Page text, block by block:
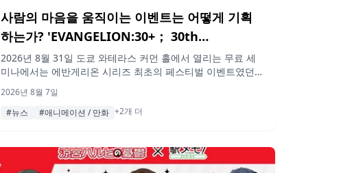
사람의 마음을 움직이는 이벤트는 어떻게 기획
하는가? 'EVANGELION:30+； 30th
ANNIVERSARY OF EVANGELION' 세미나 개최
(8월 31일)
2026년 8월 31일 도쿄 와테라스 커먼 홀에서 열리는 무료 세
미나에서는 에반게리온 시리즈 최초의 페스티벌 이벤트였던
EVANGELION'의 기획과 기술적 뒷이야기를 다룹니다. 테크니
컬 디렉터 집단 BASSDRUM과 컬러(khara)가 함께하는 이번
2026년 8월 7일
#뉴스
#애니메이션 / 만화 +2개 더